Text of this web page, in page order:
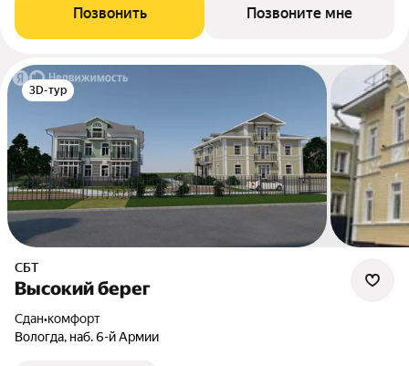
Позвонить Позвоните мне
3D-тур
СБТ
Высокий берег
Сдан•комфорт
Вологда, наб. 6-й Армии